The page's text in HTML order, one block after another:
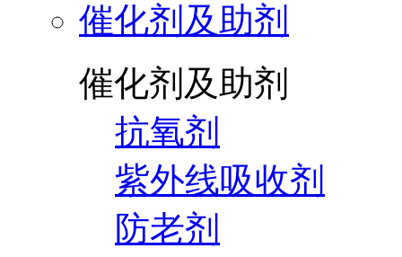
催化剂及助剂
催化剂及助剂
抗氧剂
紫外线吸收剂
防老剂